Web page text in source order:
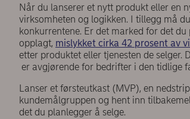
Når du lanserer et nytt produkt eller en
virksomheten og logikken. I tillegg må
konkurrentene. Er det marked for det
opplagt, mislykket cirka 42 prosent av
etter produktet eller tjenesten de selger.
er avgjørende for bedrifter i den tidlige
Lanser et førsteutkast (MVP), en
kundemålgruppen og hent inn
det du planlegger å selge.